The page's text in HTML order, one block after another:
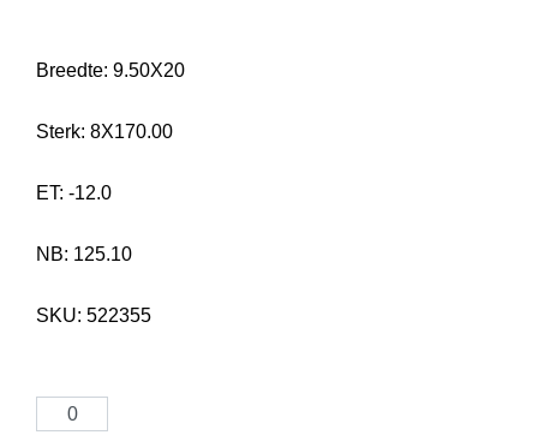
Breedte: 9.50X20
Sterk: 8X170.00
ET: -12.0
NB: 125.10
SKU: 522355